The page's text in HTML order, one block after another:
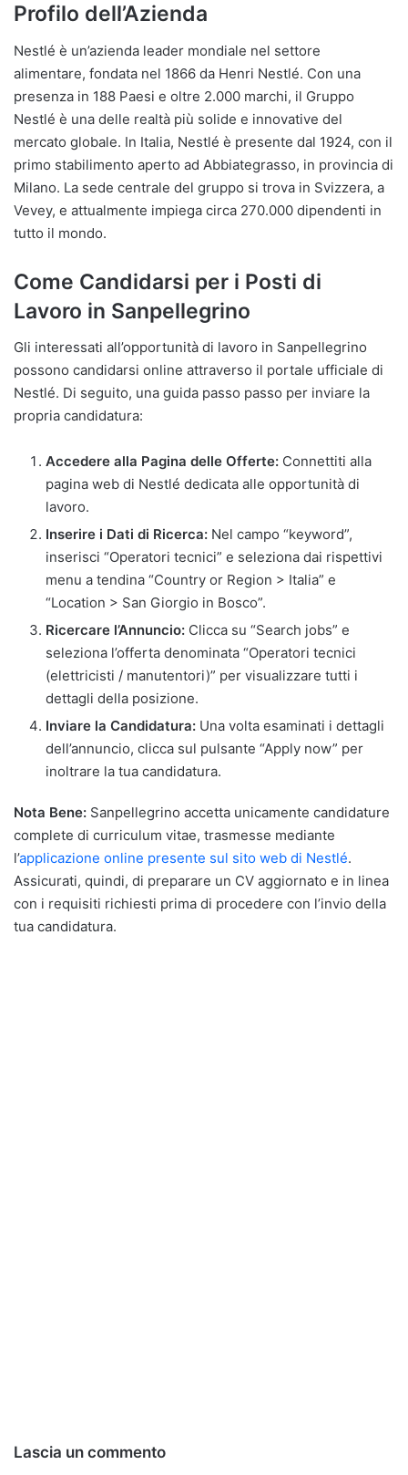
Profilo dell’Azienda
Nestlé è un’azienda leader mondiale nel settore
alimentare, fondata nel 1866 da Henri Nestlé. Con una
presenza in 188 Paesi e oltre 2.000 marchi, il Gruppo
Nestlé è una delle realtà più solide e innovative del
mercato globale. In Italia, Nestlé è presente dal 1924, con il
primo stabilimento aperto ad Abbiategrasso, in provincia di
Milano. La sede centrale del gruppo si trova in Svizzera, a
Vevey, e attualmente impiega circa 270.000 dipendenti in
tutto il mondo.
Come Candidarsi per i Posti di
Lavoro in Sanpellegrino
Gli interessati all’opportunità di lavoro in Sanpellegrino
possono candidarsi online attraverso il portale ufficiale di
Nestlé. Di seguito, una guida passo passo per inviare la
propria candidatura:
Accedere alla Pagina delle Offerte: Connettiti alla
pagina web di Nestlé dedicata alle opportunità di
lavoro.
Inserire i Dati di Ricerca: Nel campo “keyword”,
inserisci “Operatori tecnici” e seleziona dai rispettivi
menu a tendina “Country or Region > Italia” e
“Location > San Giorgio in Bosco”.
Ricercare l’Annuncio: Clicca su “Search jobs” e
seleziona l’offerta denominata “Operatori tecnici
(elettricisti / manutentori)” per visualizzare tutti i
dettagli della posizione.
Inviare la Candidatura: Una volta esaminati i dettagli
dell’annuncio, clicca sul pulsante “Apply now” per
inoltrare la tua candidatura.
Nota Bene: Sanpellegrino accetta unicamente candidature
complete di curriculum vitae, trasmesse mediante
l’applicazione online presente sul sito web di Nestlé.
Assicurati, quindi, di preparare un CV aggiornato e in linea
con i requisiti richiesti prima di procedere con l’invio della
tua candidatura.
Lascia un commento